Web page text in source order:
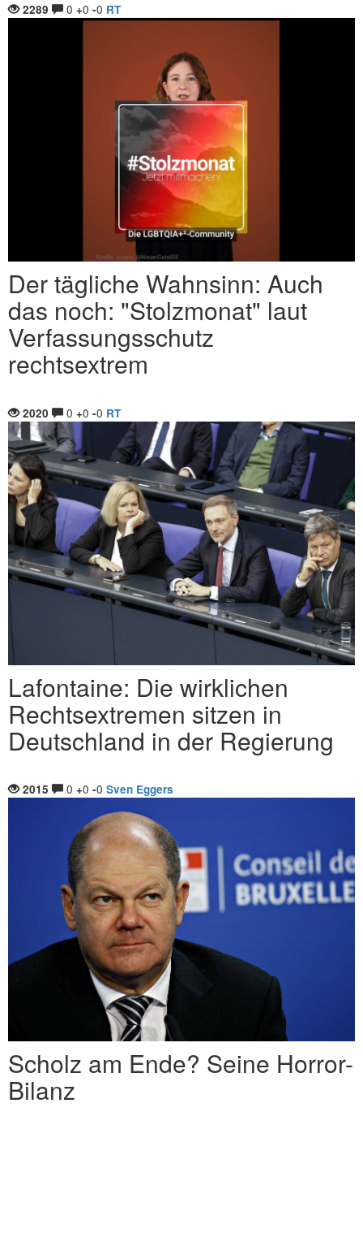
2289 0 +0 -0 RT
Der tägliche Wahnsinn: Auch
das noch: "Stolzmonat" laut
Verfassungsschutz
rechtsextrem
2020 0 +0 -0 RT
Lafontaine: Die wirklichen
Rechtsextremen sitzen in
Deutschland in der Regierung
2015 0 +0 -0 Sven Eggers
Scholz am Ende? Seine Horror-
Bilanz